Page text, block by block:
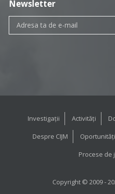
Newsletter
Investigații Activități
Despre CIJM Oportunități
Procese de
Copyright © 2009 -